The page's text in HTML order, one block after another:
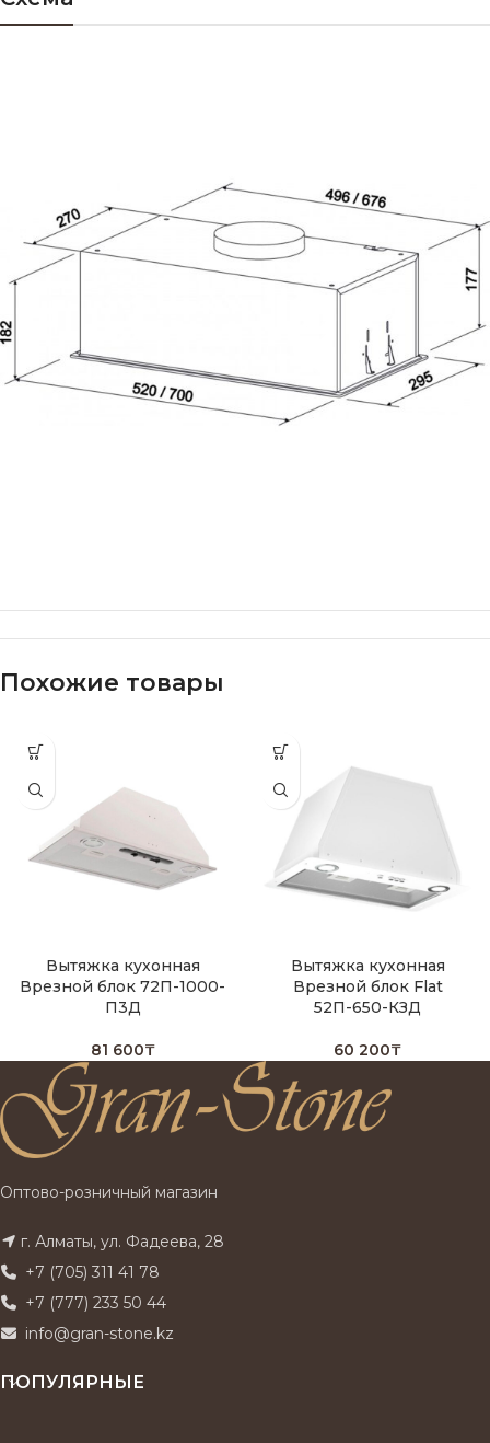
Похожие товары
Вытяжка кухонная
Врезной блок 72П-1000-
П3Д
81 600₸
Вытяжка кухонная
Врезной блок Flat
52П-650-КЗД
60 200₸
Оптово-розничный магазин
г. Алматы, ул. Фадеева, 28
+7 (705) 311 41 78
+7 (777) 233 50 44
info@gran-stone.kz
ПОПУЛЯРНЫЕ